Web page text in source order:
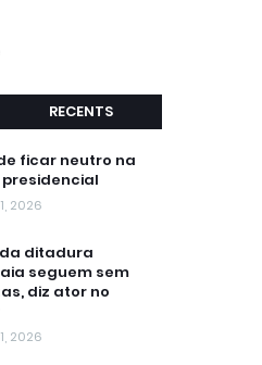
RECENTS
ficar neutro na
2026
ditadura
seguem sem
diz ator no
2026